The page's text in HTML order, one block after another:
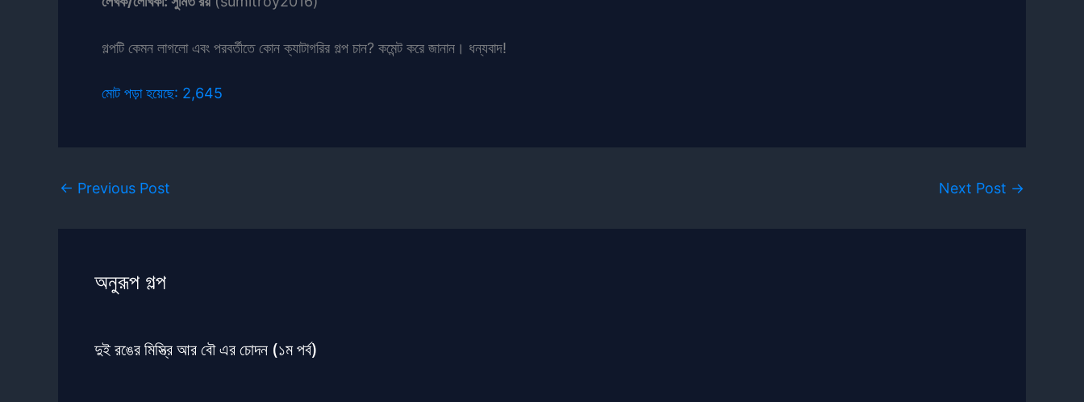
গল্পটি কেমন লাগলো এবং পরবর্তীতে কোন ক্যাটাগরির গল্প চান? কমেন্ট করে জানান। ধন্যবাদ!
মোট পড়া হয়েছে: 2,645
← Previous Post Next Post →
অনুরূপ গল্প
দুই রঙের মিস্ত্রি আর বৌ এর চোদন (১ম পর্ব)